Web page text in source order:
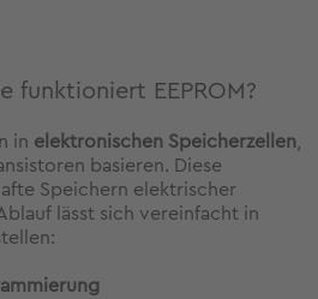
funktioniert EEPROM?
in elektronischen Speicherzellen
basieren. Diese
Speichern elektrischer
lässt sich vereinfacht in